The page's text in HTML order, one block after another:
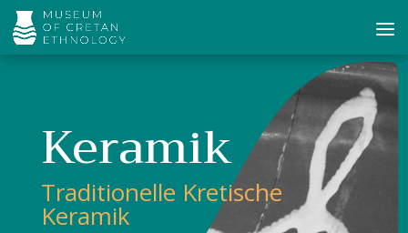
Keramik
Traditionelle Kretische
Keramik